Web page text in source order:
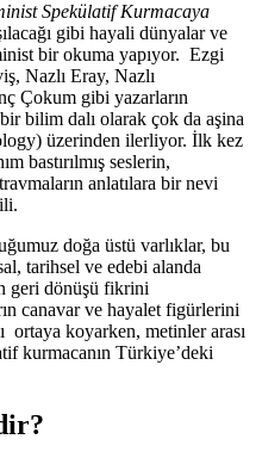
Spekülatif Kurmacaya
gibi hayali dünyalar ve
bir okuma yapıyor. Ezgi
Nazlı Eray, Nazlı
Çokum gibi yazarların
bilim dalı olarak çok da aşina
üzerinden ilerliyor. İlk kez
bastırılmış seslerin,
anlatılara bir nevi
doğa üstü varlıklar, bu
tarihsel ve edebi alanda
geri dönüşü fikrini
canavar ve hayalet figürlerini
ortaya koyarken, metinler arası
kurmacanın Türkiye’deki